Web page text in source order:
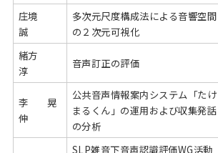
庄境
誠
多次元尺度構成法による音響空間
の２次元可視化
緒方
淳
音声訂正の評価
李 晃
伸
公共音声情報案内システム「たけ
まるくん」の運用および収集発話
の分析
SLP雑音下音声認識評価WG活動